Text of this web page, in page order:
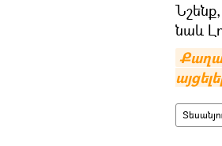
նաև